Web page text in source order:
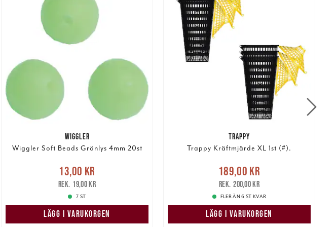
WIGGLER
Wiggler Soft Beads Grönlys 4mm 20st
Nuvarande pris :13,00 kr
pris: 19,00 kr
13,00 kr
19,00 kr
7 ST
LÄGG I VARUKORGEN
TRAPPY
Trappy Kräftmjärde XL 1st (#).
Nuvarande pris
Tidigare pris
189,00 kr
200,00 kr
FLER ÄN 6 ST KVAR
LÄGG I VARUKORGEN